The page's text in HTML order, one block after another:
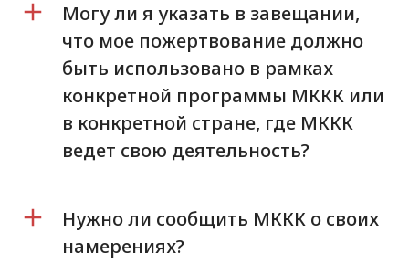
Могу ли я указать в завещании,
что мое пожертвование должно
быть использовано в рамках
конкретной программы МККК или
в конкретной стране, где МККК
ведет свою деятельность?
Нужно ли сообщить МККК о своих
намерениях?